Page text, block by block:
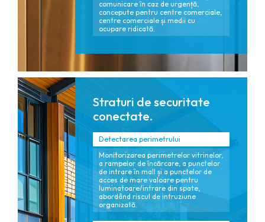
comunicare în caz de urgență,
concepute pentru centre comerciale,
centre comerciale și medii cu
ocupare ridicată.
Straturi de securitate
conectate.
Detectarea perimetrului
Monitorizarea perimetrelor vitrinelor,
a rampelor de încărcare, a punctelor
de intrare în mall și a punctelor de
acces de mare valoare pentru
luminatoare/intrare din spate,
abordând riscul de intruziune
organizată.